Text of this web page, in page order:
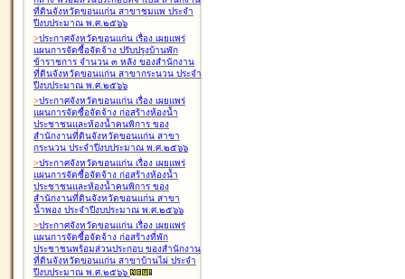
ที่ดินจังหวัดขอนแก่น สาขาชุมแพ ประจำ
ปีงบประมาณ พ.ศ.๒๕๖๖
>ประกาศจังหวัดขอนแก่น เรื่อง เผยแพร่
แผนการจัดซื้อจัดจ้าง ปรับปรุงบ้านพัก
ข้าราชการ จำนวน ๓ หลัง ของสำนักงาน
ที่ดินจังหวัดขอนแก่น สาขากระนวน ประจำ
ปีงบประมาณ พ.ศ.๒๕๖๖
>ประกาศจังหวัดขอนแก่น เรื่อง เผยแพร่
แผนการจัดซื้อจัดจ้าง ก่อสร้างห้องน้ำ
ประชาชนและห้องน้ำคนพิการ ของ
สำนักงานที่ดินจังหวัดขอนแก่น สาขา
กระนวน ประจำปีงบประมาณ พ.ศ.๒๕๖๖
>ประกาศจังหวัดขอนแก่น เรื่อง เผยแพร่
แผนการจัดซื้อจัดจ้าง ก่อสร้างห้องน้ำ
ประชาชนและห้องน้ำคนพิการ ของ
สำนักงานที่ดินจังหวัดขอนแก่น สาขา
น้ำพอง ประจำปีงบประมาณ พ.ศ.๒๕๖๖
>ประกาศจังหวัดขอนแก่น เรื่อง เผยแพร่
แผนการจัดซื้อจัดจ้าง ก่อสร้างที่พัก
ประชาชนพร้อมส่วนประกอบ ของสำนักงาน
ที่ดินจังหวัดขอนแก่น สาขาบ้านไผ่ ประจำ
ปีงบประมาณ พ.ศ.๒๕๖๖